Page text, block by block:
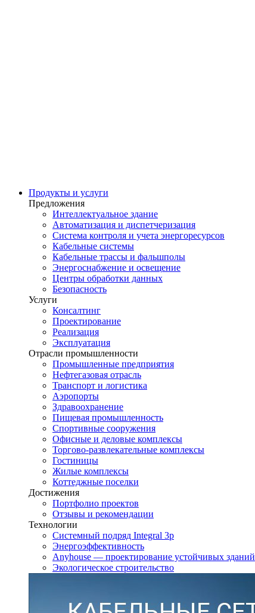
Продукты и услуги
Предложения
Интеллектуальное здание
Автоматизация и диспетчеризация
Система контроля и учета энергоресурсов
Кабельные системы
Кабельные трассы и фальшполы
Энергоснабжение и освещение
Центры обработки данных
Безопасность
Услуги
Консалтинг
Проектирование
Реализация
Эксплуатация
Отрасли промышленности
Промышленные предприятия
Нефтегазовая отрасль
Транспорт и логистика
Аэропорты
Здравоохранение
Пищевая промышленность
Спортивные сооружения
Офисные и деловые комплексы
Торгово-развлекательные комплексы
Гостиницы
Жилые комплексы
Коттеджные поселки
Достижения
Портфолио проектов
Отзывы и рекомендации
Технологии
Системный подряд Integral 3p
Энергоэффективность
Anyhouse — проектирование устойчивых зданий
Экологическое строительство